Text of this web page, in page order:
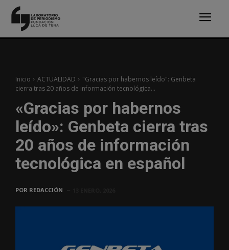
Inicio ACTUALIDAD
"Gracias por habernos leído": Genbeta
cierra tras 20 años de información tecnológica...
«Gracias por habernos
leído»: Genbeta cierra tras
20 años de información
tecnológica en español
POR REDACCIÓN